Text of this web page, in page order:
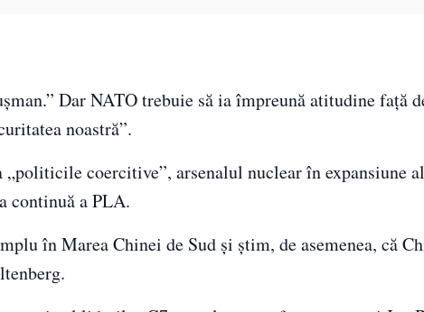
Dar NATO trebuie să ia împreună atitudine faţă
noastră”.
coercitive”, arsenalul nuclear în expansiune
continuă a PLA.
în Marea Chinei de Sud și știm, de asemenea, că